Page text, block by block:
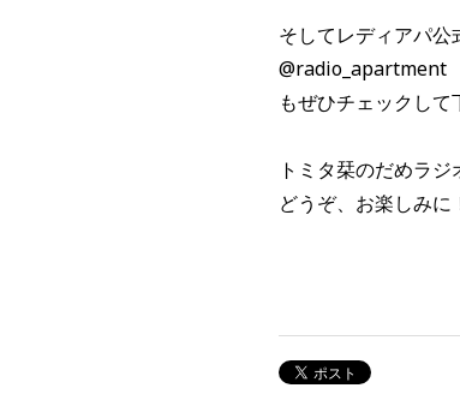
そしてレディアパ
@radio_apartment
もぜひチェックして
トミタ栞のだめラジ
どうぞ、お楽しみに